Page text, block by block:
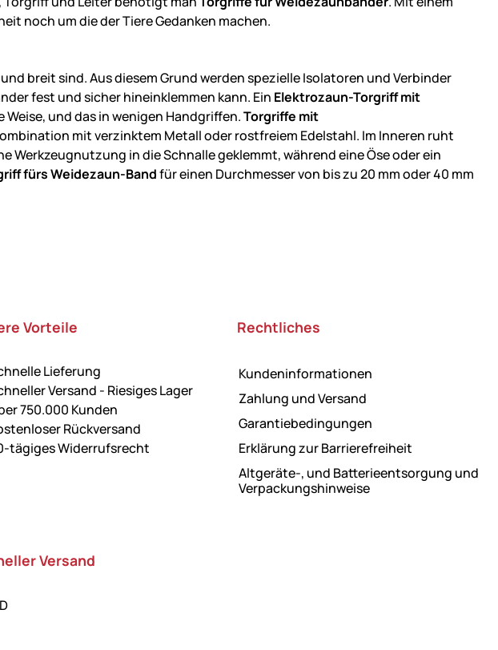
noch um die der Tiere Gedanken machen.
breit sind. Aus diesem Grund werden spezielle Isolatoren und Verbinder
fest und sicher hineinklemmen kann. Ein Elektrozaun-Torgriff mit
und das in wenigen Handgriffen.Torgriffe mit
mit verzinktem Metall oder rostfreiem Edelstahl. Im Inneren ruht
Werkzeugnutzung in die Schnalle geklemmt, während eine Öse oder ein
fürs Weidezaun-Bandfür einen Durchmesser von bis zu 20 mm oder 40 mm
Vorteile
Lieferung
Versand - Riesiges Lager
750.000 Kunden
Rückversand
tägiges Widerrufsrecht
Rechtliches
Kundeninformationen
Zahlung und Versand
Garantiebedingungen
Erklärung zur Barrierefreiheit
Altgeräte-, und Batterieentsorgung und
Verpackungshinweise
Versand